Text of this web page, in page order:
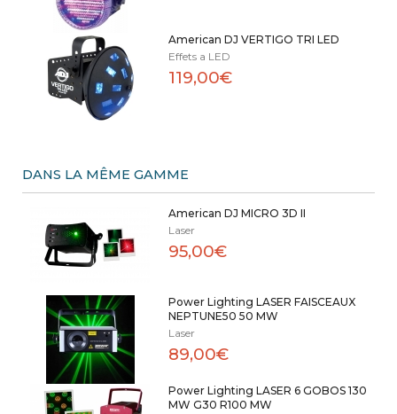
American DJ VERTIGO TRI LED
Effets a LED
119,00€
DANS LA MÊME GAMME
American DJ MICRO 3D II
Laser
95,00€
Power Lighting LASER FAISCEAUX
NEPTUNE50 50 MW
Laser
89,00€
Power Lighting LASER 6 GOBOS 130
MW G30 R100 MW